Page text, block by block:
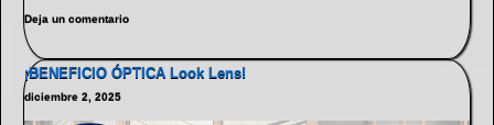
Deja un comentario
¡BENEFICIO ÓPTICA Look Lens!
diciembre 2, 2025